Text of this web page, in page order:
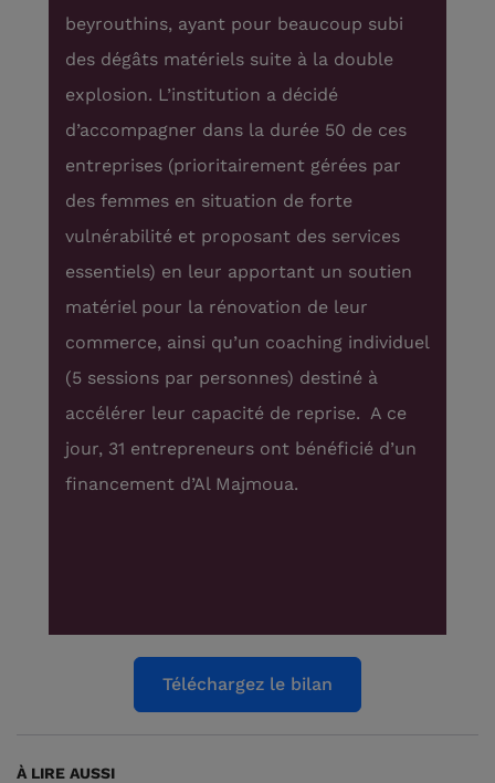
beyrouthins, ayant pour beaucoup subi
des dégâts matériels suite à la double
explosion. L’institution a décidé
d’accompagner dans la durée 50 de ces
entreprises (prioritairement gérées par
des femmes en situation de forte
vulnérabilité et proposant des services
essentiels) en leur apportant un soutien
matériel pour la rénovation de leur
commerce, ainsi qu’un coaching individuel
(5 sessions par personnes) destiné à
accélérer leur capacité de reprise. A ce
jour, 31 entrepreneurs ont bénéficié d’un
financement d’Al Majmoua.
Téléchargez le bilan
À LIRE AUSSI